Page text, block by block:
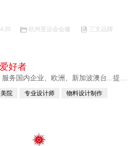
杭州亚运会会徽
三文品牌
好者
服务国内企业、欧洲、新加波澳台...提供
院 专业设计师 物料设计制作